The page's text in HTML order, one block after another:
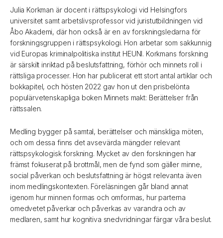
Julia Korkman är docent i rättspsykologi vid Helsingfors
universitet samt arbetslivsprofessor vid juristutbildningen vid
Åbo Akademi, där hon också är en av forskningsledarna för
forskningsgruppen i rättspsykologi. Hon arbetar som sakkunnig
vid Europas kriminalpolitiska institut HEUNI. Korkmans forskning
är särskilt inriktad på beslutsfattning, förhör och minnets roll i
rättsliga processer. Hon har publicerat ett stort antal artiklar och
bokkapitel, och hösten 2022 gav hon ut den prisbelönta
populärvetenskapliga boken Minnets makt: Berättelser från
rättssalen.
Medling bygger på samtal, berättelser och mänskliga möten,
och om dessa finns det avsevärda mängder relevant
rättspsykologisk forskning. Mycket av den forskningen har
främst fokuserat på brottmål, men de fynd som gäller minne,
social påverkan och beslutsfattning är högst relevanta även
inom medlingskontexten. Föreläsningen går bland annat
igenom hur minnen formas och omformas, hur parterna
omedvetet påverkar och påverkas av varandra och av
medlaren, samt hur kognitiva snedvridningar färgar våra beslut.